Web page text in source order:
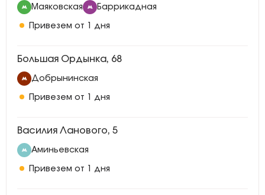
Маяковская Баррикадная
Привезем от 1 дня
Большая Ордынка, 68
Добрынинская
Привезем от 1 дня
Василия Ланового, 5
Аминьевская
Привезем от 1 дня